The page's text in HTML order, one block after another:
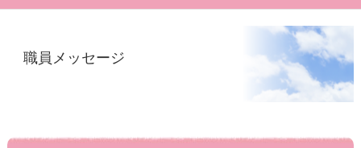
職員メッセージ